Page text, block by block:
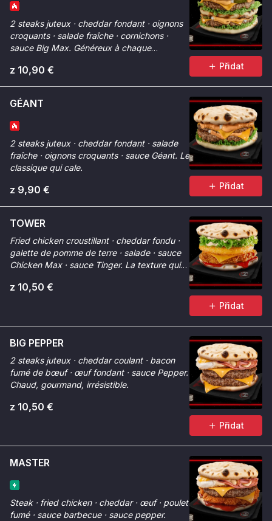
2 steaks juteux · cheddar fondant · oignons
croquants · salade fraîche · cornichons ·
sauce Big Max. Généreux à chaque
z 10,90 € Přidat
GÉANT
2 steaks juteux · cheddar fondant · salade
fraîche · oignons croquants · sauce Géant. Le
classique qui cale.
z 9,90 € Přidat
TOWER
Fried chicken croustillant · cheddar fondu ·
galette de pomme de terre · salade · sauce
Chicken Max · sauce Tinger. La texture qui
z 10,50 €
Přidat
BIG PEPPER
2 steaks juteux · cheddar coulant · bacon
fumé de bœuf · œuf fondant · sauce Pepper.
Chaud, gourmand, irrésistible.
z 10,50 €
Přidat
MASTER
Steak · fried chicken · cheddar · œuf · poulet
fumé · sauce barbecue · sauce pepper.